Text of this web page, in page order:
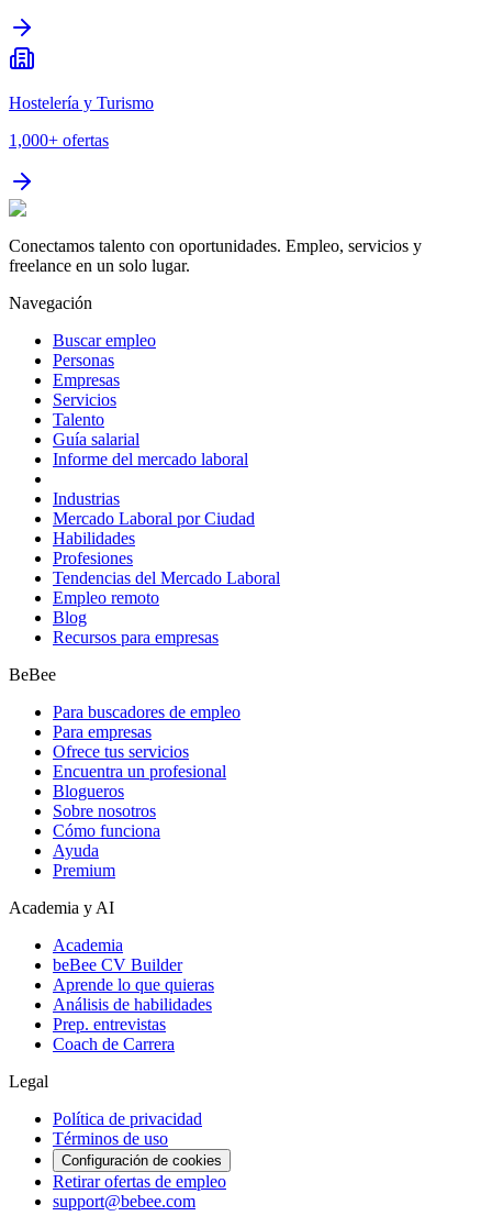
Hostelería y Turismo
1,000+ ofertas
Conectamos talento con oportunidades. Empleo, servicios y
freelance en un solo lugar.
Navegación
Buscar empleo
Personas
Empresas
Servicios
Talento
Guía salarial
Informe del mercado laboral
Industrias
Mercado Laboral por Ciudad
Habilidades
Profesiones
Tendencias del Mercado Laboral
Empleo remoto
Blog
Recursos para empresas
BeBee
Para buscadores de empleo
Para empresas
Ofrece tus servicios
Encuentra un profesional
Blogueros
Sobre nosotros
Cómo funciona
Ayuda
Premium
Academia y AI
Academia
beBee CV Builder
Aprende lo que quieras
Análisis de habilidades
Prep. entrevistas
Coach de Carrera
Legal
Política de privacidad
Términos de uso
Configuración de cookies
Retirar ofertas de empleo
support@bebee.com